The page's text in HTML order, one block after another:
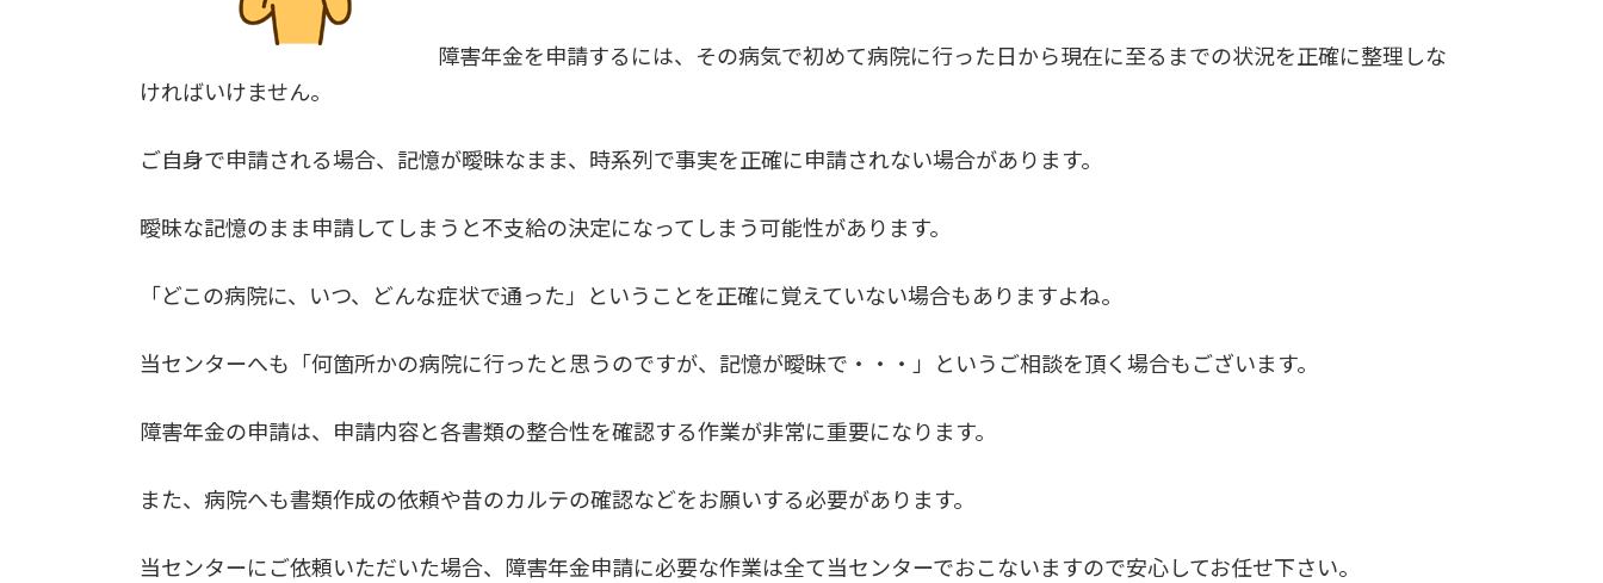
障害年金を申請するには、その病気で初めて病院に行った日から現在に至るまでの状況を正確に整理しな
ければいけません。
ご自身で申請される場合、記憶が曖昧なまま、時系列で事実を正確に申請されない場合があります。
曖昧な記憶のまま申請してしまうと不支給の決定になってしまう可能性があります。
「どこの病院に、いつ、どんな症状で通った」ということを正確に覚えていない場合もありますよね。
当センターへも「何箇所かの病院に行ったと思うのですが、記憶が曖昧で・・・」というご相談を頂く場合もございます。
障害年金の申請は、申請内容と各書類の整合性を確認する作業が非常に重要になります。
また、病院へも書類作成の依頼や昔のカルテの確認などをお願いする必要があります。
当センターにご依頼いただいた場合、障害年金申請に必要な作業は全て当センターでおこないますので安心してお任せ下さい。